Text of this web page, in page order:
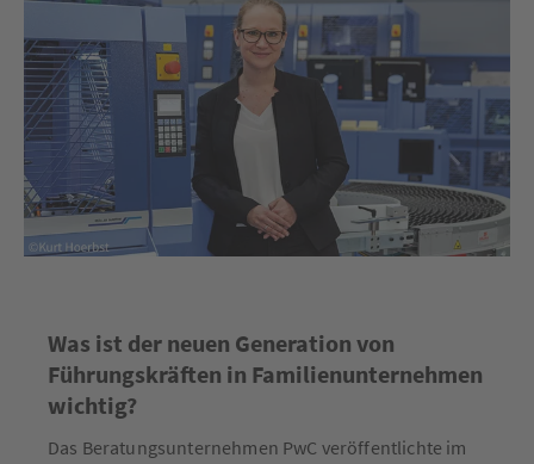
Was ist der neuen Generation von
Führungskräften in Familienunternehmen
wichtig?
Das Beratungsunternehmen PwC veröffentlichte im